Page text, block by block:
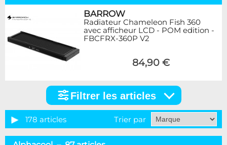
BARROW
Radiateur Chameleon Fish 360
avec afficheur LCD - POM edition -
FBCFRX-360P V2
84,90 €
articles
Catégorie
Filtrer les articles
178 articles Trier par